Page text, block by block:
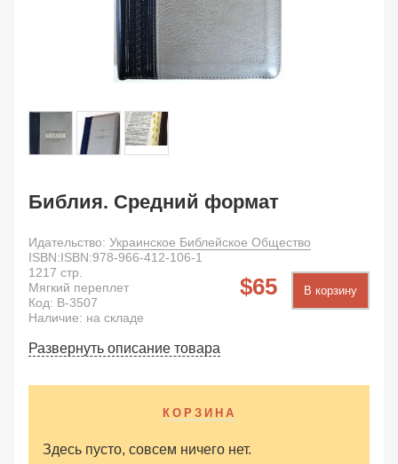
Библия. Средний формат
Идательство: Украинское Библейское Общество
65 В корзину
ISBN:ISBN:978-966-412-106-1
1217 стр.
Мягкий переплет
Код: B-3507
Наличие: на складе
Развернуть описание товара
КОРЗИНА
Здесь пусто, совсем ничего нет.